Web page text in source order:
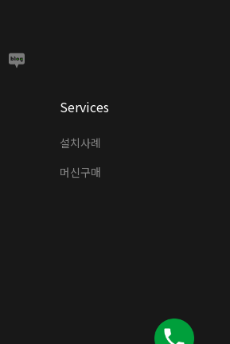
Services
설치사례
머신구매